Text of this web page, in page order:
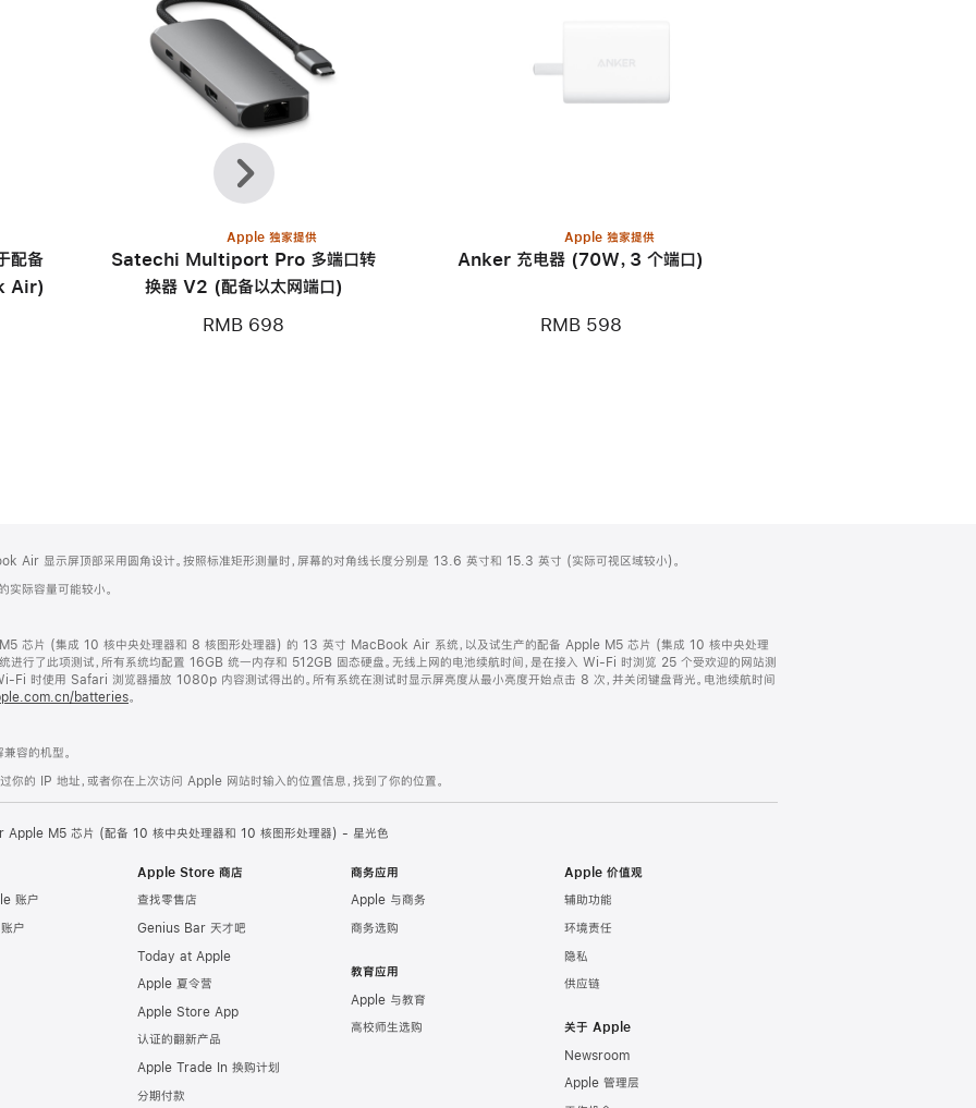
配备
Air)
Apple 独家提供
Satechi Multiport Pro 多端口转
换器 V2 (配备以太网端口)
RMB 698
Apple 独家提供
Anker 充电器 (70W，3 个端口)
RMB 598
上
一
个
下
一
个
Air 显示屏顶部采用圆角设计。按照标准矩形测量时，屏幕的对角线长度分别是 13.6 英寸和 15.3 英寸 (实际可视区域较小)。
际容量可能较小。
芯片 (集成 10 核中央处理器和 8 核图形处理器) 的 13 英寸 MacBook Air 系统，以及试生产的配备 Apple M5 芯片 (集成 10 核中央处理
了此项测试，所有系统均配置 16GB 统一内存和 512GB 固态硬盘。无线上网的电池续航时间，是在接入 Wi-Fi 时浏览 25 个受欢迎的网站测
Fi 时使用 Safari 浏览器播放 1080p 内容测试得出的。所有系统在测试时显示屏亮度从最小亮度开始点击 8 次，并关闭键盘背光。电池续航时间
batteries。
容的机型。
你的 IP 地址，或者你在上次访问 Apple 网站时输入的位置信息，找到了你的位置。
M5 芯片 (配备 10 核中央处理器和 10 核图形处理器) - 星光色
账户
户
Apple Store 商店
查找零售店
Genius Bar 天才吧
Today at Apple
Apple 夏令营
Apple Store App
认证的翻新产品
Apple Trade In 换购计划
分期付款
商务应用
Apple 与商务
商务选购
教育应用
Apple 与教育
高校师生选购
Apple 价值观
辅助功能
环境责任
隐私
供应链
关于 Apple
Newsroom
Apple 管理层